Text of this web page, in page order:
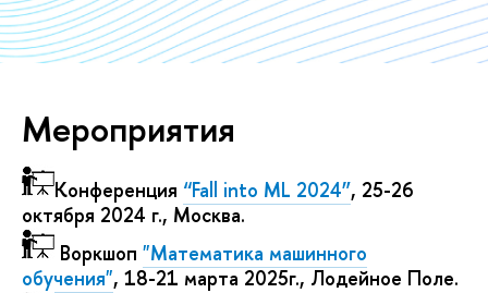
Мероприятия
Конференция “Fall into ML 2024”, 25-26
октября 2024 г., Москва.
Воркшоп "Математика машинного
обучения", 18-21 марта 2025г., Лодейное Поле.